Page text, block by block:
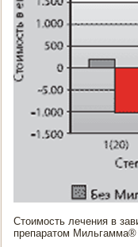
Стоимость лечения в
препаратом Мильгамма®